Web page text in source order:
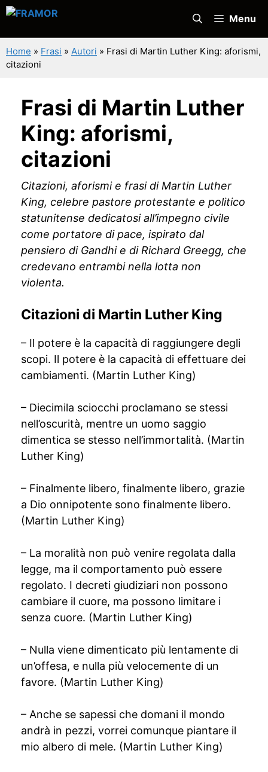
Vai
contenuto
Menu
Home » Frasi » Autori » Frasi di Martin Luther King: aforismi,
citazioni
Frasi di Martin Luther
King: aforismi,
citazioni
Citazioni, aforismi e frasi di Martin Luther
King, celebre pastore protestante e politico
statunitense dedicatosi all’impegno civile
come portatore di pace, ispirato dal
pensiero di Gandhi e di Richard Greegg, che
credevano entrambi nella lotta non
violenta.
Citazioni di Martin Luther King
– Il potere è la capacità di raggiungere degli
scopi. Il potere è la capacità di effettuare dei
cambiamenti. (Martin Luther King)
– Diecimila sciocchi proclamano se stessi
nell’oscurità, mentre un uomo saggio
dimentica se stesso nell’immortalità. (Martin
Luther King)
– Finalmente libero, finalmente libero, grazie
a Dio onnipotente sono finalmente libero.
(Martin Luther King)
– La moralità non può venire regolata dalla
legge, ma il comportamento può essere
regolato. I decreti giudiziari non possono
cambiare il cuore, ma possono limitare i
senza cuore. (Martin Luther King)
– Nulla viene dimenticato più lentamente di
un’offesa, e nulla più velocemente di un
favore. (Martin Luther King)
– Anche se sapessi che domani il mondo
andrà in pezzi, vorrei comunque piantare il
mio albero di mele. (Martin Luther King)